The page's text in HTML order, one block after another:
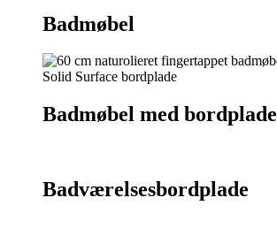
Badmøbel
Badmøbel med bordplade
Badværelsesbordplade